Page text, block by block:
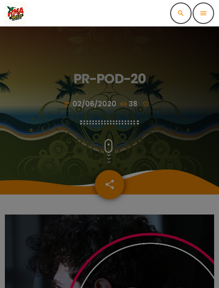
search menu
PR-POD-20
today 02/06/2020 38
share
email